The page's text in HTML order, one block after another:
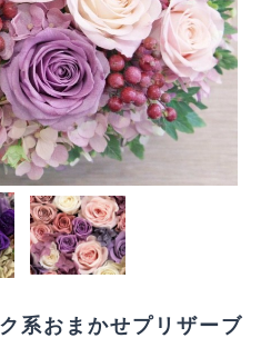
系おまかせプリザーブ